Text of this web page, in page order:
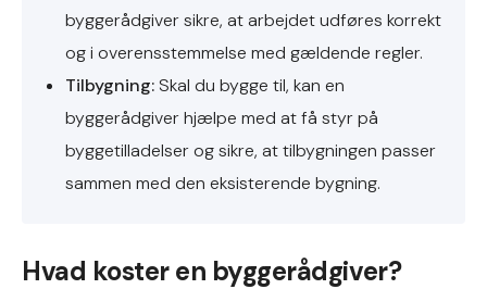
byggerådgiver sikre, at arbejdet udføres korrekt
og i overensstemmelse med gældende regler.
Tilbygning:Skal du bygge til, kan en
byggerådgiver hjælpe med at få styr på
byggetilladelser og sikre, at tilbygningen passer
sammen med den eksisterende bygning.
Hvad koster en byggerådgiver?